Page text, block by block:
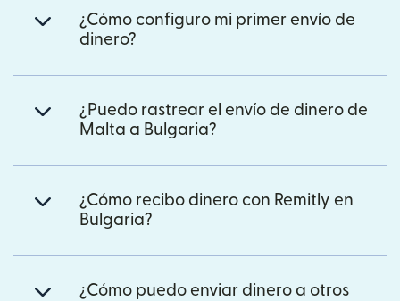
¿Cómo configuro mi primer envío de
dinero?
¿Puedo rastrear el envío de dinero de
Malta a Bulgaria?
¿Cómo recibo dinero con Remitly en
Bulgaria?
¿Cómo puedo enviar dinero a otros